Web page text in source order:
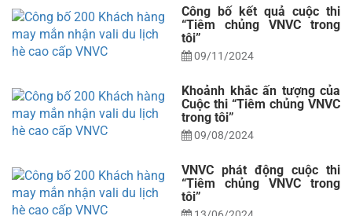
Công bố kết quả cuộc thi
“Tiêm chủng VNVC trong
tôi”
09/11/2024
Khoảnh khắc ấn tượng của
Cuộc thi “Tiêm chủng VNVC
trong tôi”
09/08/2024
VNVC phát động cuộc thi
“Tiêm chủng VNVC trong
tôi”